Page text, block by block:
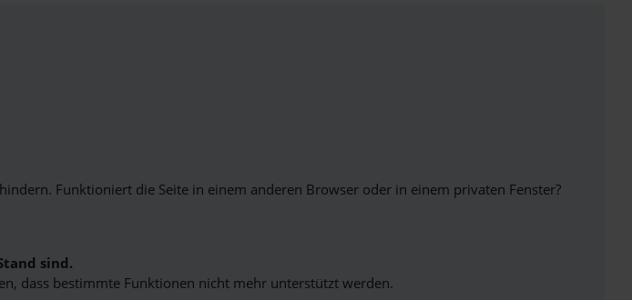
Funktioniert die Seite in einem anderen Browser oder in einem privaten Fenster?
sind.
dass bestimmte Funktionen nicht mehr unterstützt werden.